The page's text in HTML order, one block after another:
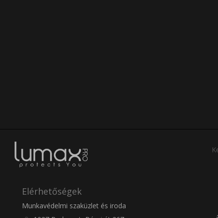
Elérhetőségek
Munkavédelmi szaküzlet és iroda